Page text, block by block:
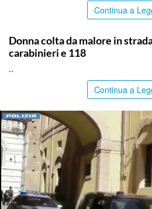
Continua a
Donna colta da malore in
carabinieri e 118
..
Continua a